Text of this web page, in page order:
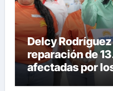
Delcy
reparación de
afectadas por